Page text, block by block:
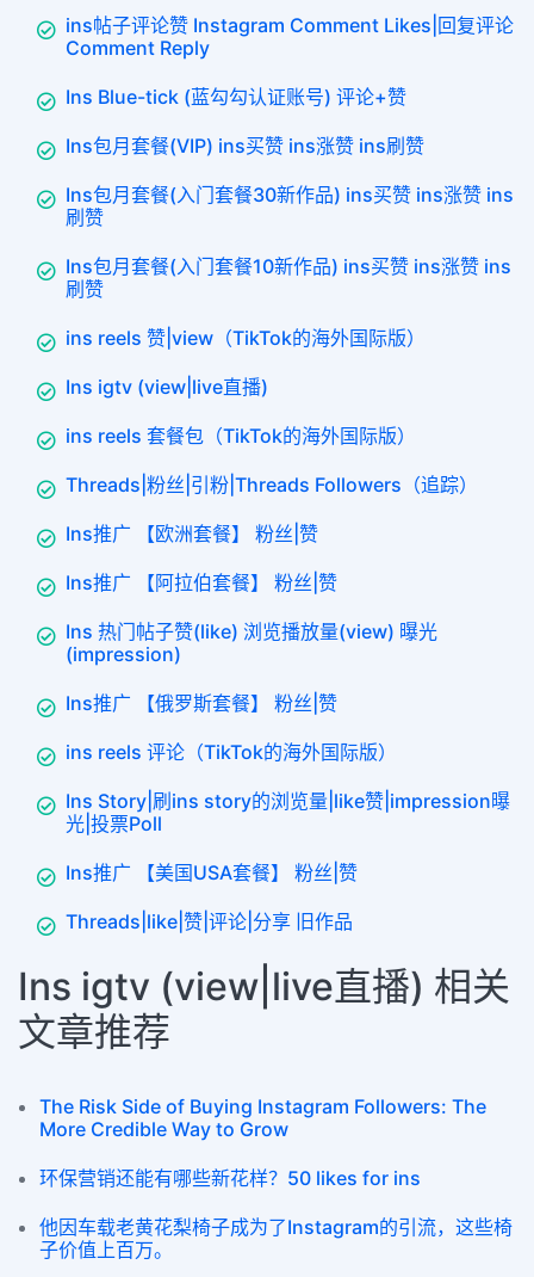
ins帖子评论赞 Instagram Comment Likes|回复评论
Comment Reply
Ins Blue-tick (蓝勾勾认证账号) 评论+赞
Ins包月套餐(VIP) ins买赞 ins涨赞 ins刷赞
Ins包月套餐(入门套餐30新作品) ins买赞 ins涨赞 ins
刷赞
Ins包月套餐(入门套餐10新作品) ins买赞 ins涨赞 ins
刷赞
ins reels 赞|view（TikTok的海外国际版）
Ins igtv (view|live直播)
ins reels 套餐包（TikTok的海外国际版）
Threads|粉丝|引粉|Threads Followers（追踪）
Ins推广 【欧洲套餐】 粉丝|赞
Ins推广 【阿拉伯套餐】 粉丝|赞
Ins 热门帖子赞(like) 浏览播放量(view) 曝光
(impression)
Ins推广 【俄罗斯套餐】 粉丝|赞
ins reels 评论（TikTok的海外国际版）
Ins Story|刷ins story的浏览量|like赞|impression曝
光|投票Poll
Ins推广 【美国USA套餐】 粉丝|赞
Threads|like|赞|评论|分享 旧作品
Ins igtv (view|live直播) 相关
文章推荐
The Risk Side of Buying Instagram Followers: The
More Credible Way to Grow
环保营销还能有哪些新花样？50 likes for ins
他因车载老黄花梨椅子成为了Instagram的引流，这些椅
子价值上百万。